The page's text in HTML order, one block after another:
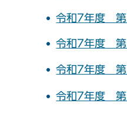
令和7年度 第
令和7年度 第
令和7年度 第
令和7年度 第